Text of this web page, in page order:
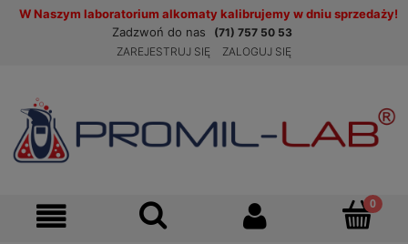
W Naszym laboratorium alkomaty kalibrujemy w dniu sprzedaży!
Zadzwoń do nas
(71) 757 50 53
ZAREJESTRUJ SIĘ
ZALOGUJ SIĘ